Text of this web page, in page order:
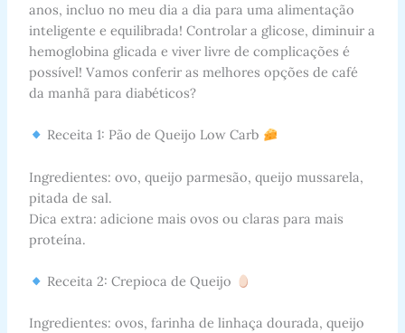
anos, incluo no meu dia a dia para uma alimentação
inteligente e equilibrada! Controlar a glicose, diminuir a
hemoglobina glicada e viver livre de complicações é
possível! Vamos conferir as melhores opções de café
da manhã para diabéticos?
Receita 1: Pão de Queijo Low Carb
Ingredientes: ovo, queijo parmesão, queijo mussarela,
pitada de sal.
Dica extra: adicione mais ovos ou claras para mais
proteína.
Receita 2: Crepioca de Queijo
Ingredientes: ovos, farinha de linhaça dourada, queijo